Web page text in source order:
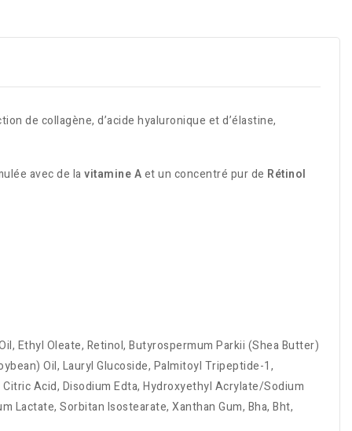
de collagène, d’acide hyaluronique et d’élastine,
avec de lavitamine Aet un concentré pur de Rétinol
Ethyl Oleate, Retinol, Butyrospermum Parkii (Shea Butter)
Oil, Lauryl Glucoside, Palmitoyl Tripeptide-1,
Acid, Disodium Edta, Hydroxyethyl Acrylate/Sodium
Lactate, Sorbitan Isostearate, Xanthan Gum, Bha, Bht,